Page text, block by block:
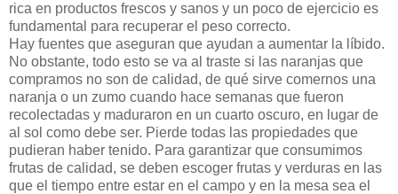
rica en productos frescos y sanos y un poco de ejercicio es
fundamental para recuperar el peso correcto.
Hay fuentes que aseguran que ayudan a aumentar la líbido.
No obstante, todo esto se va al traste si las naranjas que
compramos no son de calidad, de qué sirve comernos una
naranja o un zumo cuando hace semanas que fueron
recolectadas y maduraron en un cuarto oscuro, en lugar de
al sol como debe ser. Pierde todas las propiedades que
pudieran haber tenido. Para garantizar que consumimos
frutas de calidad, se deben escoger frutas y verduras en las
que el tiempo entre estar en el campo y en la mesa sea el